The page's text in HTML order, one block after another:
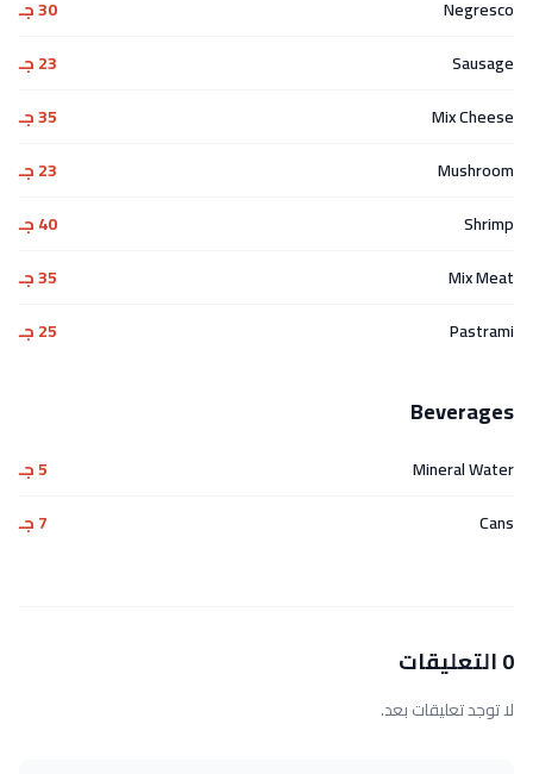
Negresco
30 جـ
Sausage
23 جـ
Mix Cheese
35 جـ
Mushroom
23 جـ
Shrimp
40 جـ
Mix Meat
35 جـ
Pastrami
25 جـ
Beverages
Mineral Water
5 جـ
Cans
7 جـ
0 التعليقات
لا توجد تعليقات بعد.